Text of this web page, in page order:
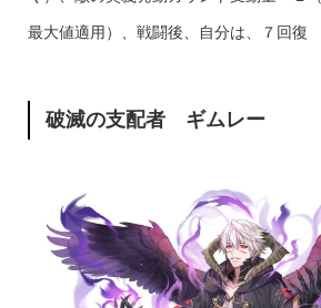
最大値適用）、戦闘後、自分は、７回復
破滅の支配者 ギムレー